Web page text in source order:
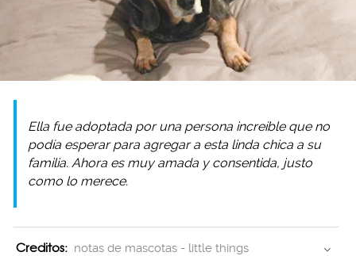
Ella fue adoptada por una persona increíble que no
podía esperar para agregar a esta linda chica a su
familia. Ahora es muy amada y consentida, justo
como lo merece.
Creditos: notas de mascotas - little things